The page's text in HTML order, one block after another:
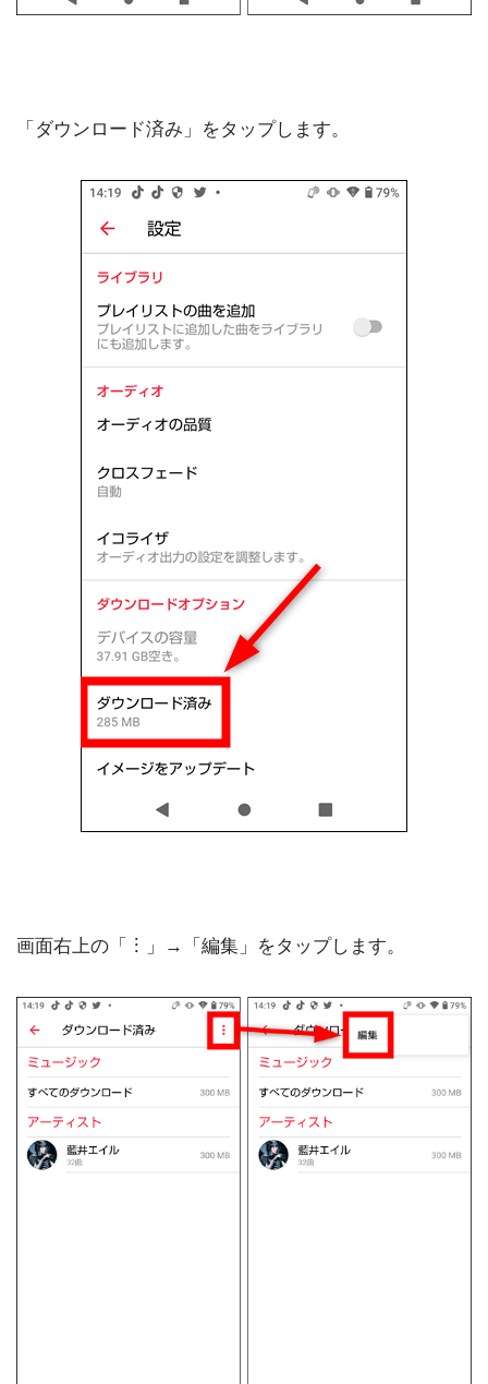
「ダウンロード済み」をタップします。
画面右上の「︙」→「編集」をタップします。